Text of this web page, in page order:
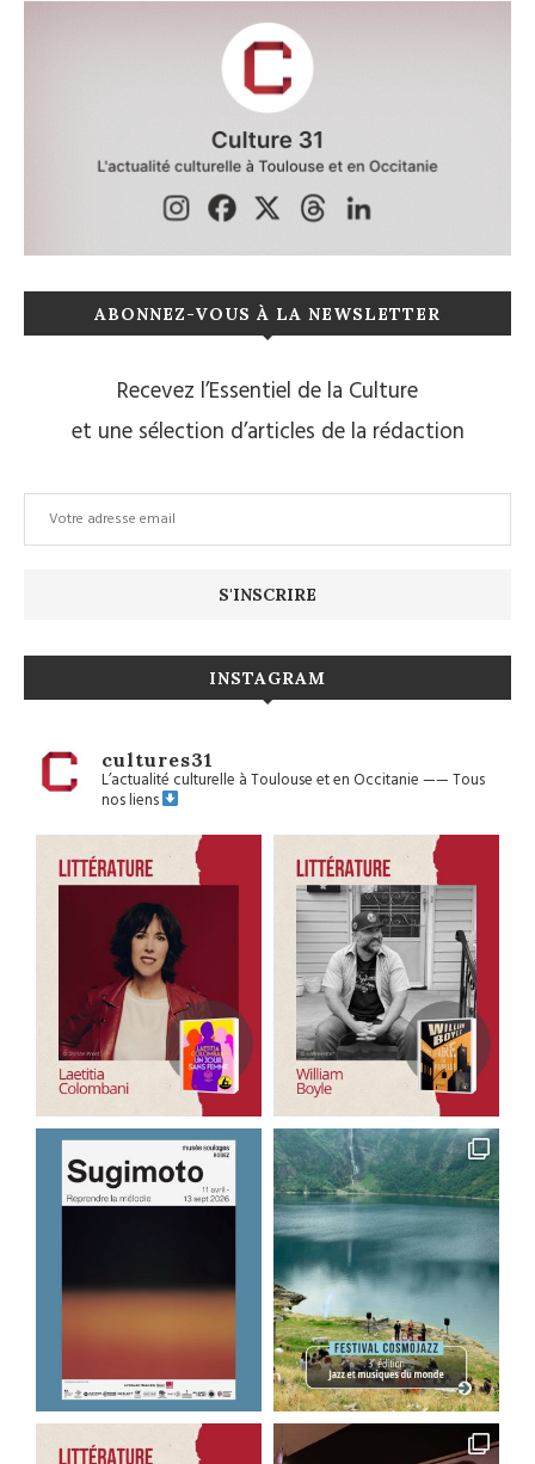
ABONNEZ-VOUS À LA NEWSLETTER
Recevez l’Essentiel de la Culture
et une sélection d’articles de la rédaction
INSTAGRAM
cultures31
L’actualité culturelle à Toulouse et en Occitanie——Tous
nos liens